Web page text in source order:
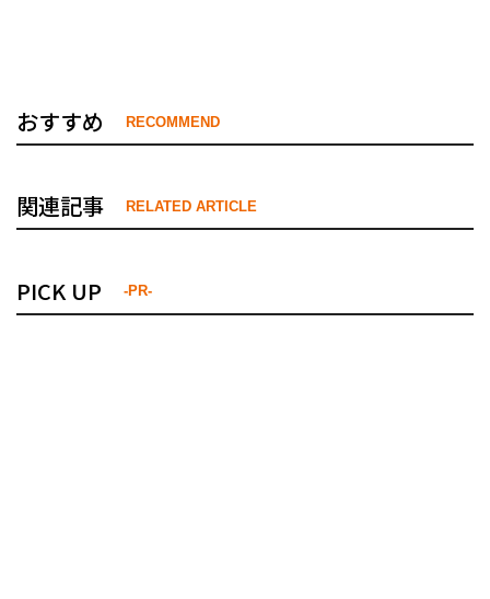
おすすめ RECOMMEND
関連記事 RELATED ARTICLE
PICK UP -PR-